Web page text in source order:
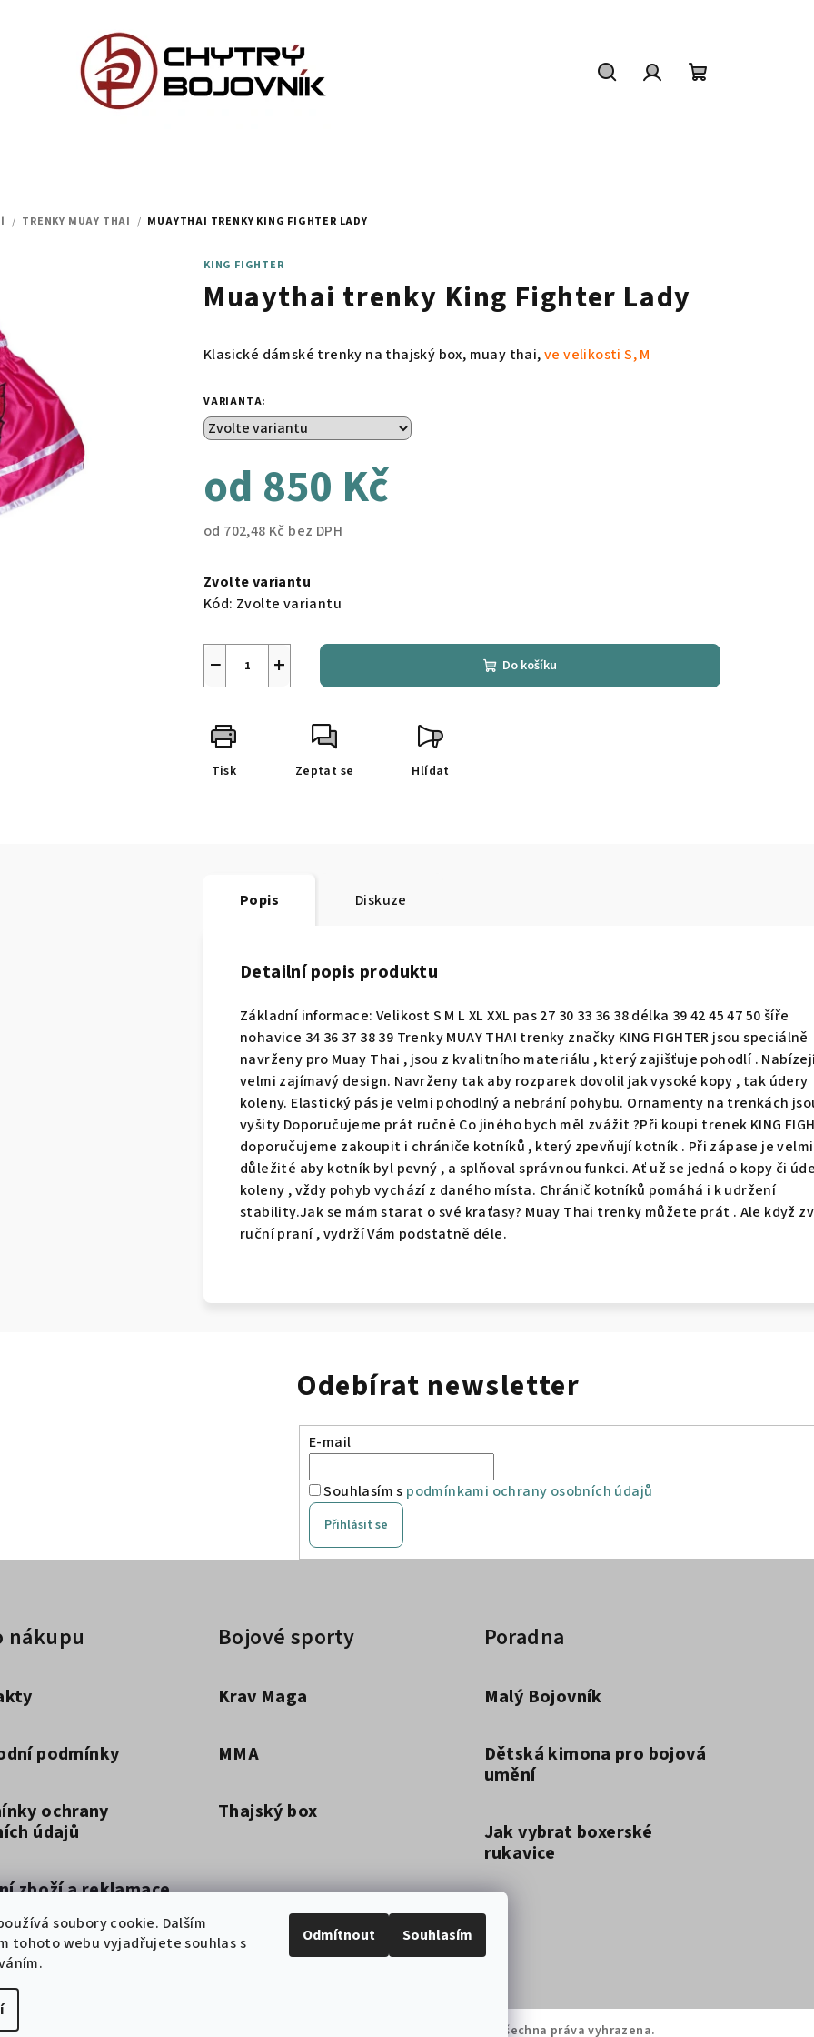
soubory cookie. Dalším
tohoto webu vyjadřujete souhlas s
Odmítnout Souhlasím
/ TRENKY MUAY THAI / MUAYTHAI TRENKY KING FIGHTER LADY
KING FIGHTER
Muaythai trenky King Fighter Lady
Klasické dámské trenky na thajský box, muay thai,ve velikosti S, M
VARIANTA:
od 850 Kč
od 702,48 Kč bez DPH
cena:
Zvolte variantu
Kód: Zvolte variantu
+
− Do košíku
Tisk Zeptat se Hlídat
Popis Diskuze
Detailní popis produktu
Základní informace: Velikost S M L XL XXL pas 27 30 33 36 38 délka 39 42 45 47 50 šíře
nohavice 34 36 37 38 39 Trenky MUAY THAI trenky značky KING FIGHTER jsou speciálně
navrženy pro Muay Thai , jsou z kvalitního materiálu , který zajišťuje pohodlí .
velmi zajímavý design. Navrženy tak aby rozparek dovolil jak vysoké kopy , tak údery
koleny. Elastický pás je velmi pohodlný a nebrání pohybu. Ornamenty na trenkách
vyšity Doporučujeme prát ručně Co jiného bych měl zvážit ?Při koupi trenek KING
doporučujeme zakoupit i chrániče kotníků , který zpevňují kotník . Při zápase je velmi
důležité aby kotník byl pevný , a splňoval správnou funkci. Ať už se jedná o kopy či
koleny , vždy pohyb vychází z daného místa. Chránič kotníků pomáhá i k udržení
stability.Jak se mám starat o své kraťasy? Muay Thai trenky můžete prát . Ale když
ruční praní , vydrží Vám podstatně déle.
Odebírat newsletter
E-mail
Souhlasím s podmínkami ochrany osobních údajů
Přihlásit se
nákupu
podmínky
ochrany
údajů
zboží a reklamace
doručení a dopravy
Bojové sporty
Krav Maga
MMA
Thajský box
Poradna
Malý Bojovník
Dětská kimona pro bojová
umění
Jak vybrat boxerské
rukavice
. Všechna práva vyhrazena.